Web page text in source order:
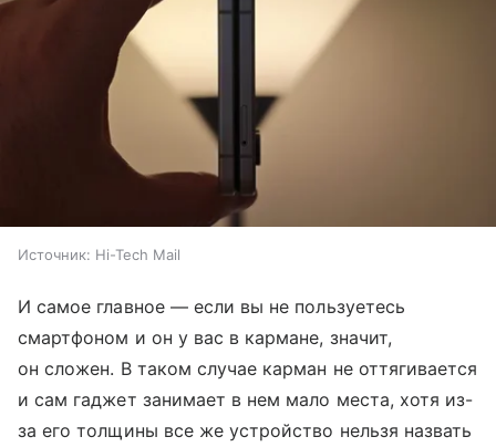
Источник: Hi-Tech Mail
И самое главное — если вы не пользуетесь
смартфоном и он у вас в кармане, значит,
он сложен. В таком случае карман не оттягивается
и сам гаджет занимает в нем мало места, хотя из-
за его толщины все же устройство нельзя назвать